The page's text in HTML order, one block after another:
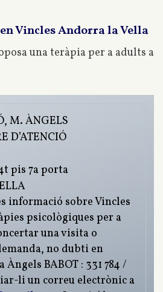
Vincles Andorra la Vella
una teràpia per a adults a
M. ÀNGELS
D’ATENCIÓ
pis 7a porta
informació sobre Vincles
psicològiques per a
una visita o
no dubti en
BABOT : 331 784 /
li un correu electrònic a